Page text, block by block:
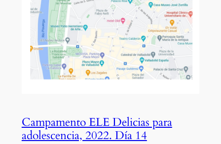
Campamento ELE Delicias para
adolescencia, 2022. Día 14